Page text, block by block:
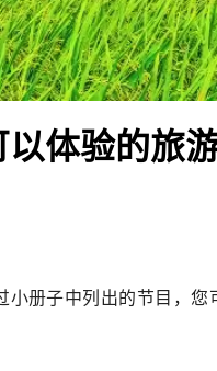
体验的旅
小册子中列出的节目，